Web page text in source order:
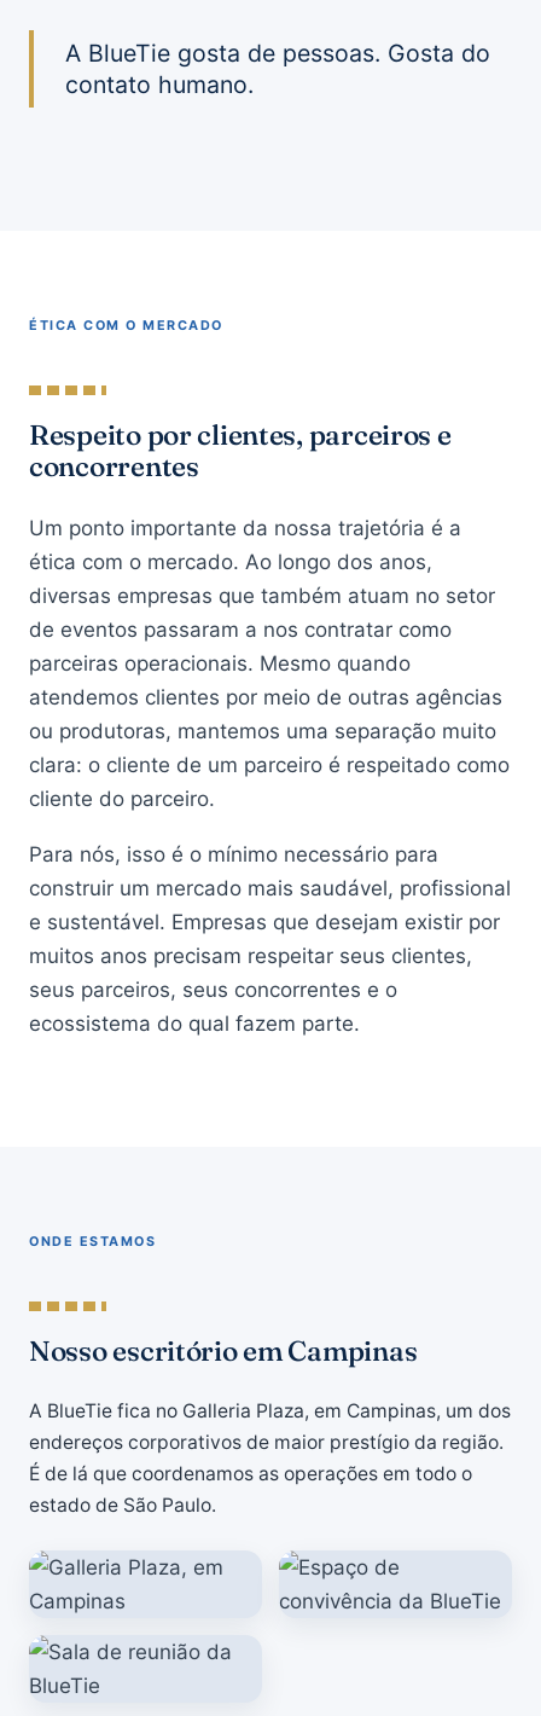
A BlueTie gosta de pessoas. Gosta do
contato humano.
ÉTICA COM O MERCADO
Respeito por clientes, parceiros e
concorrentes
Um ponto importante da nossa trajetória é a
ética com o mercado. Ao longo dos anos,
diversas empresas que também atuam no setor
de eventos passaram a nos contratar como
parceiras operacionais. Mesmo quando
atendemos clientes por meio de outras agências
ou produtoras, mantemos uma separação muito
clara: o cliente de um parceiro é respeitado como
cliente do parceiro.
Para nós, isso é o mínimo necessário para
construir um mercado mais saudável, profissional
e sustentável. Empresas que desejam existir por
muitos anos precisam respeitar seus clientes,
seus parceiros, seus concorrentes e o
ecossistema do qual fazem parte.
ONDE ESTAMOS
Nosso escritório em Campinas
A BlueTie fica no Galleria Plaza, em Campinas, um dos
endereços corporativos de maior prestígio da região.
É de lá que coordenamos as operações em todo o
estado de São Paulo.